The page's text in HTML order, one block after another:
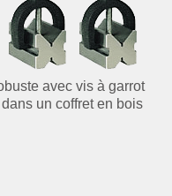
avec vis à garrot
un coffret en bois